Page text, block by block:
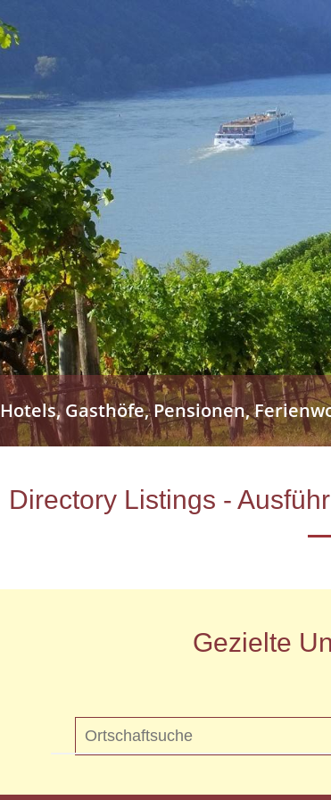
Hotels, Gasthöfe, Pensionen,
Directory Listings -
Gezielte